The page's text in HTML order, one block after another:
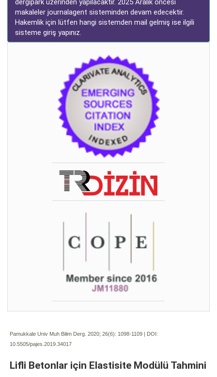
dergipark üzerinden yapılacaktır. 2025 Aralık öncesi
makaleler journalagent sisteminden devam edecektir.
Hakemlik için lütfen hangi sistemden mail gelmiş ise ilgili
sisteme giriş yapınız.
Pamukkale Univ Muh Bilim Derg. 2020; 26(6): 1098-1109 | DOI:
10.5505/pajes.2019.34017
Lifli Betonlar için Elastisite Modülü Tahmini